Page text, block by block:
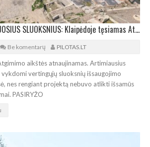
IŠSAUGOS VERTINGUOSIUS SLUOKSNIUS: Klaipėdoje tęsiamas Atgimimo aikštės atnaujinamas
Be komentarų PILOTAS.LT
aikštės atnaujinamas. Artimiausius
vertingųjų sluoksnių išsaugojimo
nes rengiant projektą nebuvo atlikti išsamūs
PASIRYŽO